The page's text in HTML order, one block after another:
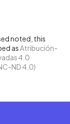
noted, this
asAtribución-
4.0
ND 4.0)